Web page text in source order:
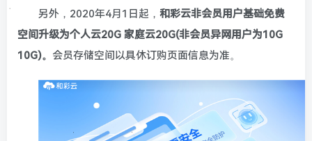
另外，2020年4月1日起， 和彩云非会员用户基础免费
空间升级为个人云20G 家庭云20G(非会员异网用户为10G
10G)。 会员存储空间以具休订购页面信息为准。